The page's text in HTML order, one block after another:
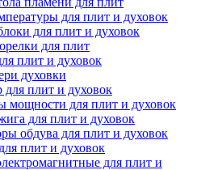
для плит и духовок
для плит и духовок
для плит
плит и духовок
духовки
для плит и духовок
мощности для плит и духовок
для плит и духовок
обдува для плит и духовок
плит и духовок
для плит и